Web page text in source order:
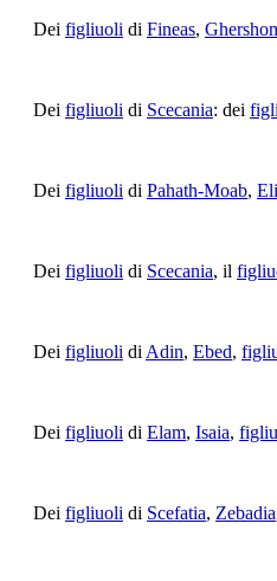
Dei figliuoli di Fineas,
Dei figliuoli di Scecania: dei
Dei figliuoli di Pahath-Moab,
Dei figliuoli di Scecania, il
Dei figliuoli di Adin, Ebed,
Dei figliuoli di Elam, Isaia,
Dei figliuoli di Scefatia, Zebadia